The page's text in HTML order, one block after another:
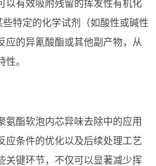
以有效吸附残留的挥发性有机化
特定的化学试剂（如酸性或碱性
应的异氰酸酯或其他副产物，从
。
氨酯软泡内芯异味去除中的应用
应条件的优化以及后续处理工艺
关键环节，不仅可以显著减少挥